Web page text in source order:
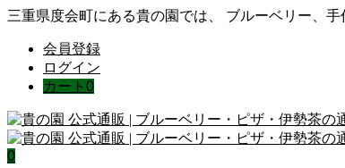
三重県度会町にある貴の園では、 ブルーベリー、
会員登録
ログイン
カート 0
0